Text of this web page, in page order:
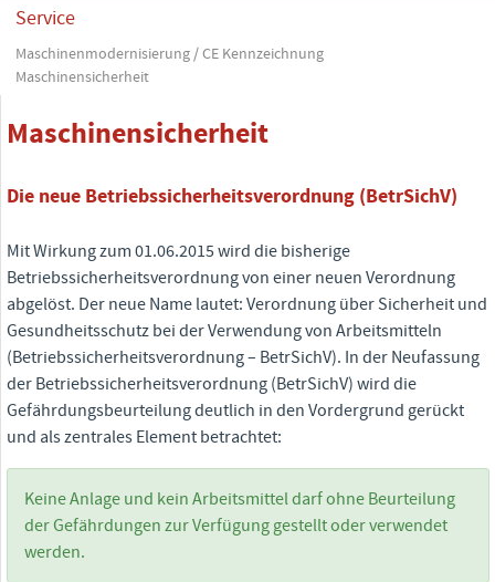
Service
Maschinenmodernisierung / CE Kennzeichnung
Maschinensicherheit
Maschinensicherheit
Die neue Betriebssicherheitsverordnung (BetrSichV)
Mit Wirkung zum 01.06.2015 wird die bisherige
Betriebssicherheitsverordnung von einer neuen Verordnung
abgelöst. Der neue Name lautet: Verordnung über Sicherheit und
Gesundheitsschutz bei der Verwendung von Arbeitsmitteln
(Betriebssicherheitsverordnung – BetrSichV). In der Neufassung
der Betriebssicherheitsverordnung (BetrSichV) wird die
Gefährdungsbeurteilung deutlich in den Vordergrund gerückt
und als zentrales Element betrachtet:
Keine Anlage und kein Arbeitsmittel darf ohne Beurteilung
der Gefährdungen zur Verfügung gestellt oder verwendet
werden.